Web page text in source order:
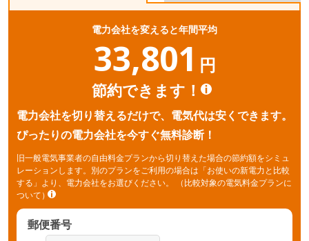
電力会社を変えると年間平均
33,801 円
節約できます！
電力会社を切り替えるだけで、電気代は安くできます。
ぴったりの電力会社を今すぐ無料診断！
旧一般電気事業者の自由料金プランから切り替えた場合の節約額をシミュ
レーションします。別のプランをご利用の場合は「お使いの新電力と比較
する」より、電力会社をお選びください。
（比較対象の電気料金プランに
ついて）
郵便番号